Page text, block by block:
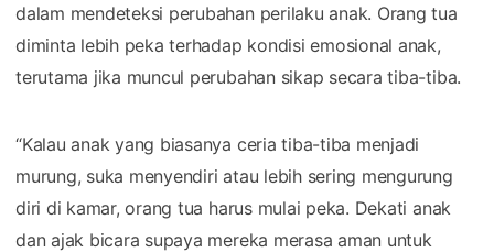
dalam mendeteksi perubahan perilaku anak. Orang tua
diminta lebih peka terhadap kondisi emosional anak,
terutama jika muncul perubahan sikap secara tiba-tiba.
“Kalau anak yang biasanya ceria tiba-tiba menjadi
murung, suka menyendiri atau lebih sering mengurung
diri di kamar, orang tua harus mulai peka. Dekati anak
dan ajak bicara supaya mereka merasa aman untuk